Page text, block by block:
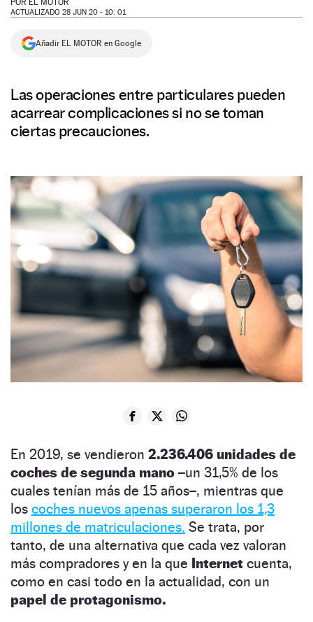
NEWSLETTER
POR EL MOTOR
ACTUALIZADO 28 JUN 20 - 10: 01
Añadir EL MOTOR en Google
Las operaciones entre particulares pueden
acarrear complicaciones si no se toman
ciertas precauciones.
En 2019, se vendieron 2.236.406 unidades de
coches de segunda mano –un 31,5% de los
cuales tenían más de 15 años–, mientras que
los coches nuevos apenas superaron los 1,3
millones de matriculaciones. Se trata, por
tanto, de una alternativa que cada vez valoran
más compradores y en la que Internet cuenta,
como en casi todo en la actualidad, con un
papel de protagonismo.